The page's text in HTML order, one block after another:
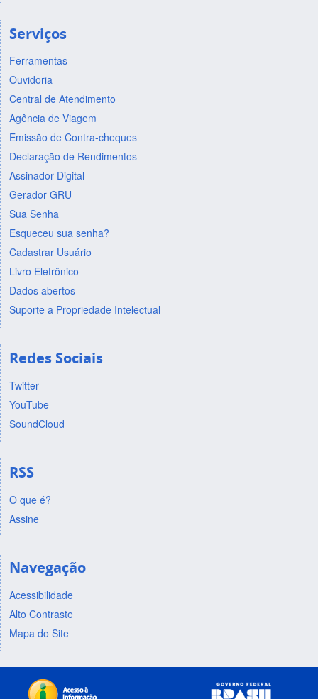
Serviços
Ferramentas
Ouvidoria
Central de Atendimento
Agência de Viagem
Emissão de Contra-cheques
Declaração de Rendimentos
Assinador Digital
Gerador GRU
Sua Senha
Esqueceu sua senha?
Cadastrar Usuário
Livro Eletrônico
Dados abertos
Suporte a Propriedade Intelectual
Redes Sociais
Twitter
YouTube
SoundCloud
RSS
O que é?
Assine
Navegação
Acessibilidade
Alto Contraste
Mapa do Site